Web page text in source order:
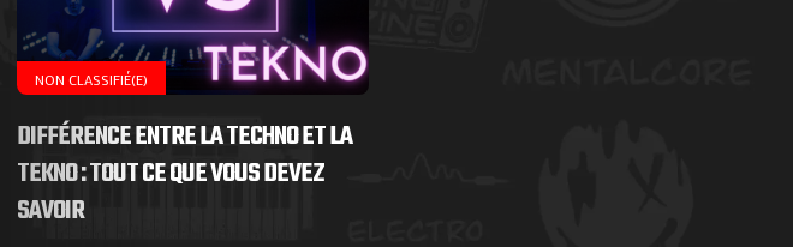
NON CLASSIFIÉ(E)
DIFFÉRENCE ENTRE LA TECHNO ET LA
TEKNO : TOUT CE QUE VOUS DEVEZ
SAVOIR